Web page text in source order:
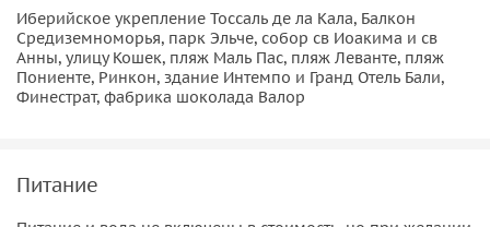
историческим центром города, мы прогуляемся по
старинным узеньким улочкам, с арками и живописными
фасадами домов, полюбуемся на самые таинственные
места Старого Города, обязательно заглянем в храм
на город.
В нашу экскурсию входит посещение фабрики шоколада
Иберийское укрепление Тоссаль де ла Кала, Балкон
Средиземноморья, парк Эльче, собор св Иоакима и св
Анны, улицу Кошек, пляж Маль Пас, пляж Леванте, пляж
Пониенте, Ринкон, здание Интемпо и Гранд Отель Бали,
Финестрат, фабрика шоколада Валор
Питание